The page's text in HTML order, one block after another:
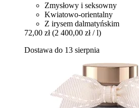
Zmysłowy i seksowny
Kwiatowo-orientalny
Z irysem dalmatyńskim
72,00 zł (2 400,00 zł / l)
Dostawa do 13 sierpnia